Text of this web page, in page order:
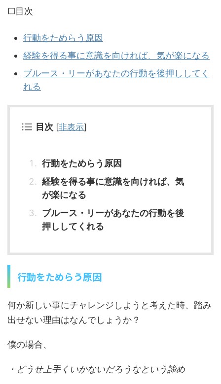
□目次
行動をためらう原因
経験を得る事に意識を向ければ、気が楽になる
ブルース・リーがあなたの行動を後押ししてく
れる
目次 [非表示]
行動をためらう原因
経験を得る事に意識を向ければ、気
が楽になる
ブルース・リーがあなたの行動を後
押ししてくれる
行動をためらう原因
何か新しい事にチャレンジしようと考えた時、踏み
出せない理由はなんでしょうか？
僕の場合、
・どうせ上手くいかないだろうなという諦め